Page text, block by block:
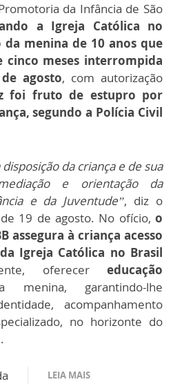
da Infância de São
a Igreja Católica no
da menina de 10 anos que
cinco meses interrompida
agosto, com autorização
foi fruto de estupro por
segundo a Polícia Civil
da criança e de sua
e orientação da
e da Juventude”, diz o
19 de agosto. No ofício, o
assegura à criança acesso
Igreja Católica no Brasil
oferecer educação
garantindo-lhe
acompanhamento
no horizonte do
LEIA MAIS